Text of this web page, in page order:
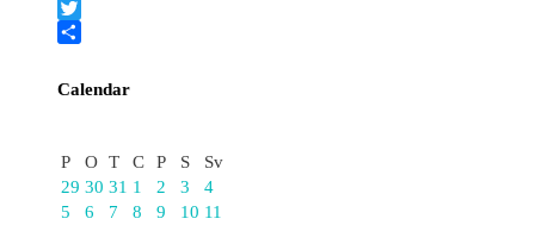
Facebook
Twitter
Calendar
P
O T C P S
Sv
29 30 31 1 2 3
4
5
6 7 8 9 10 11